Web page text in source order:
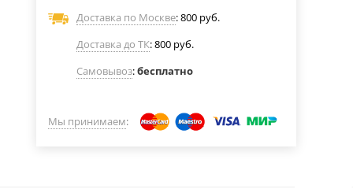
Доставка по Москве: 800 руб.
Доставка до ТК: 800 руб.
Самовывоз:бесплатно
Мы принимаем: